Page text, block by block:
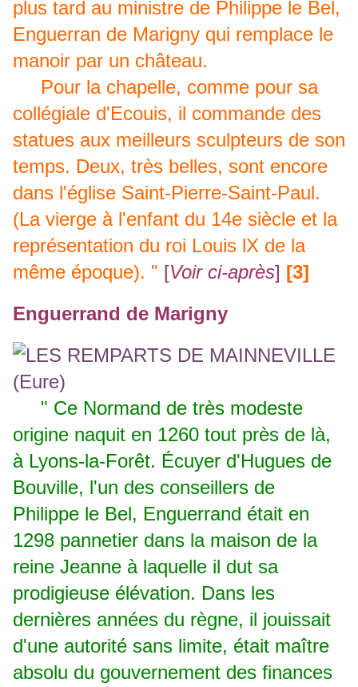
plus tard au ministre de Philippe le Bel,
Enguerran de Marigny qui remplace le
manoir par un château.
Pour la chapelle, comme pour sa
collégiale d'Ecouis, il commande des
statues aux meilleurs sculpteurs de son
temps. Deux, très belles, sont encore
dans l'église Saint-Pierre-Saint-Paul.
(La vierge à l'enfant du 14e siècle et la
représentation du roi Louis lX de la
même époque). " [Voir ci-après] [3]
Enguerrand de Marigny
" Ce Normand de très modeste
origine naquit en 1260 tout près de là,
à Lyons-la-Forêt. Écuyer d'Hugues de
Bouville, l'un des conseillers de
Philippe le Bel, Enguerrand était en
1298 pannetier dans la maison de la
reine Jeanne à laquelle il dut sa
prodigieuse élévation. Dans les
dernières années du règne, il jouissait
d'une autorité sans limite, était maître
absolu du gouvernement des finances